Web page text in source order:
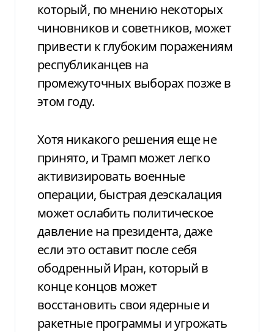
который, по мнению некоторых
чиновников и советников, может
привести к глубоким поражениям
республиканцев на
промежуточных выборах позже в
этом году.
Хотя никакого решения еще не
принято, и Трамп может легко
активизировать военные
операции, быстрая деэскалация
может ослабить политическое
давление на президента, даже
если это оставит после себя
ободренный Иран, который в
конце концов может
восстановить свои ядерные и
ракетные программы и угрожать